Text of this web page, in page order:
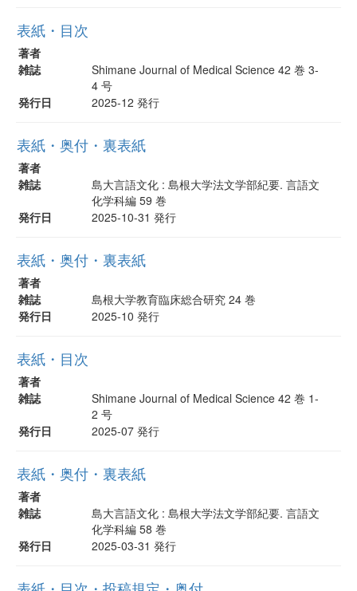
表紙・目次
著者
雑誌
Shimane Journal of Medical Science 42 巻 3-
4 号
発行日
2025-12 発行
表紙・奥付・裏表紙
著者
雑誌
島大言語文化 : 島根大学法文学部紀要. 言語文
化学科編 59 巻
発行日
2025-10-31 発行
表紙・奥付・裏表紙
著者
雑誌
島根大学教育臨床総合研究 24 巻
発行日
2025-10 発行
表紙・目次
著者
雑誌
Shimane Journal of Medical Science 42 巻 1-
2 号
発行日
2025-07 発行
表紙・奥付・裏表紙
著者
雑誌
島大言語文化 : 島根大学法文学部紀要. 言語文
化学科編 58 巻
発行日
2025-03-31 発行